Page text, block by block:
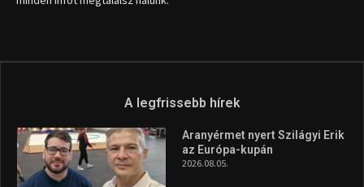
A legfrissebb hírek
Aranyérmet nyert Szilágyi Erik
az Európa-kupán
2026.08.05.